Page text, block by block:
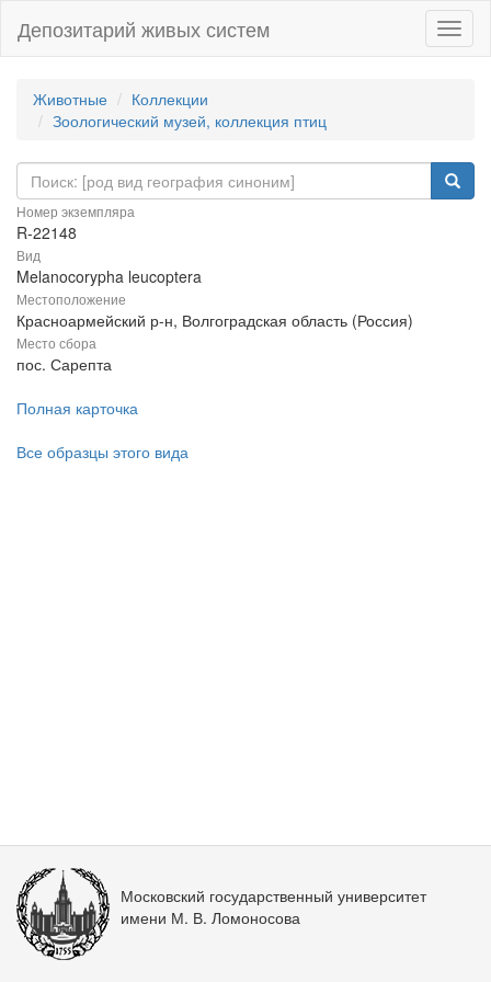
Депозитарий живых систем
Животные
Коллекции
Зоологический музей, коллекция птиц
Номер экземпляра
R-22148
Вид
Melanocorypha leucoptera
Местоположение
Красноармейский р-н, Волгоградская область (Россия)
Место сбора
пос. Сарепта
Полная карточка
Все образцы этого вида
Московский государственный университет
имени М. В. Ломоносова